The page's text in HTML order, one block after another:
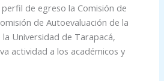
de egreso la Comisión de
de Autoevaluación de la
Universidad de Tarapacá,
actividad a los académicos y